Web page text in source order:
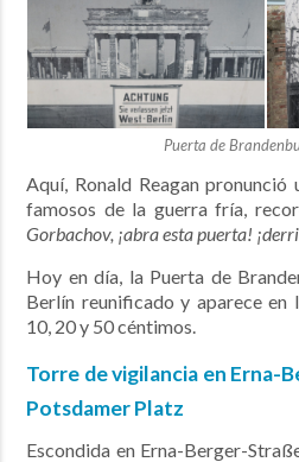
Puerta de
Aquí, Ronald Reagan pronunció
famosos de la guerra fría,
Gorbachov, ¡abra esta puerta!
Hoy en día, la Puerta de
Berlín reunificado y aparece en
10, 20 y 50 céntimos.
Torre de vigilancia en Erna-
Potsdamer Platz
Escondida en Erna-Berger-